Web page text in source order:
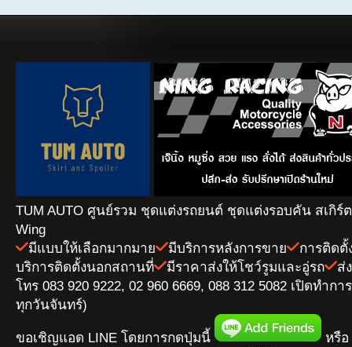
TUM AUTO ศูนย์รวม ชุดแต่งรถยนต์ ชุดแต่งรอบคัน สเกิร์
Wing
มีแบบให้เลือกมากมาย
มีบริการหลังการขาย
การติดตั้
บริการติดตั้งนอกสถานที่
มีราคาส่งให้โชว์รูมและอู่รถ
ส่
โทร 083 920 9222, 02 960 6669, 088 312 5082 เปิดทำก
ทุกวันจันทร์)
ขอเชิญแอด LINE โดยการกดปุ่มนี้
หรือ